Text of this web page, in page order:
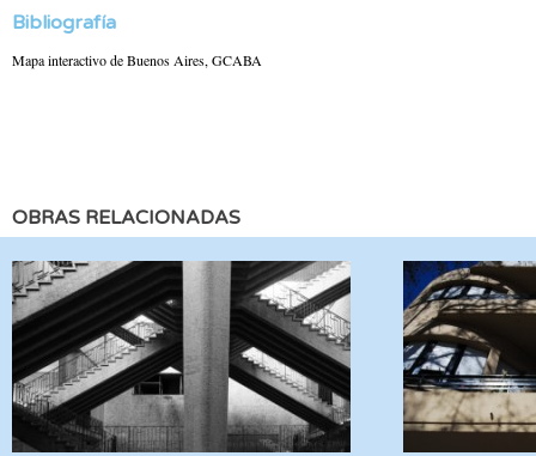
Bibliografía
Mapa interactivo de Buenos Aires, GCABA
OBRAS RELACIONADAS